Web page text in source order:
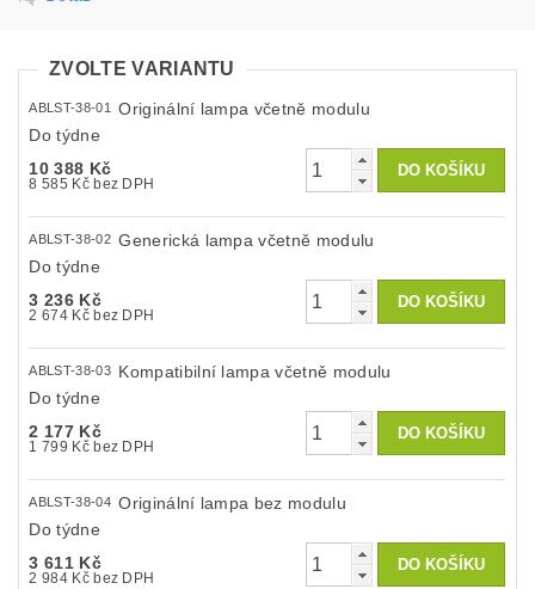
ZVOLTE VARIANTU
ABLST-38-01
Originální lampa včetně modulu
Do týdne
10 388 Kč
8 585 Kč bez DPH
ABLST-38-02 Generická lampa včetně modulu
Do týdne
3 236 Kč
2 674 Kč bez DPH
ABLST-38-03 Kompatibilní lampa včetně modulu
Do týdne
2 177 Kč
1 799 Kč bez DPH
ABLST-38-04 Originální lampa bez modulu
Do týdne
3 611 Kč
2 984 Kč bez DPH